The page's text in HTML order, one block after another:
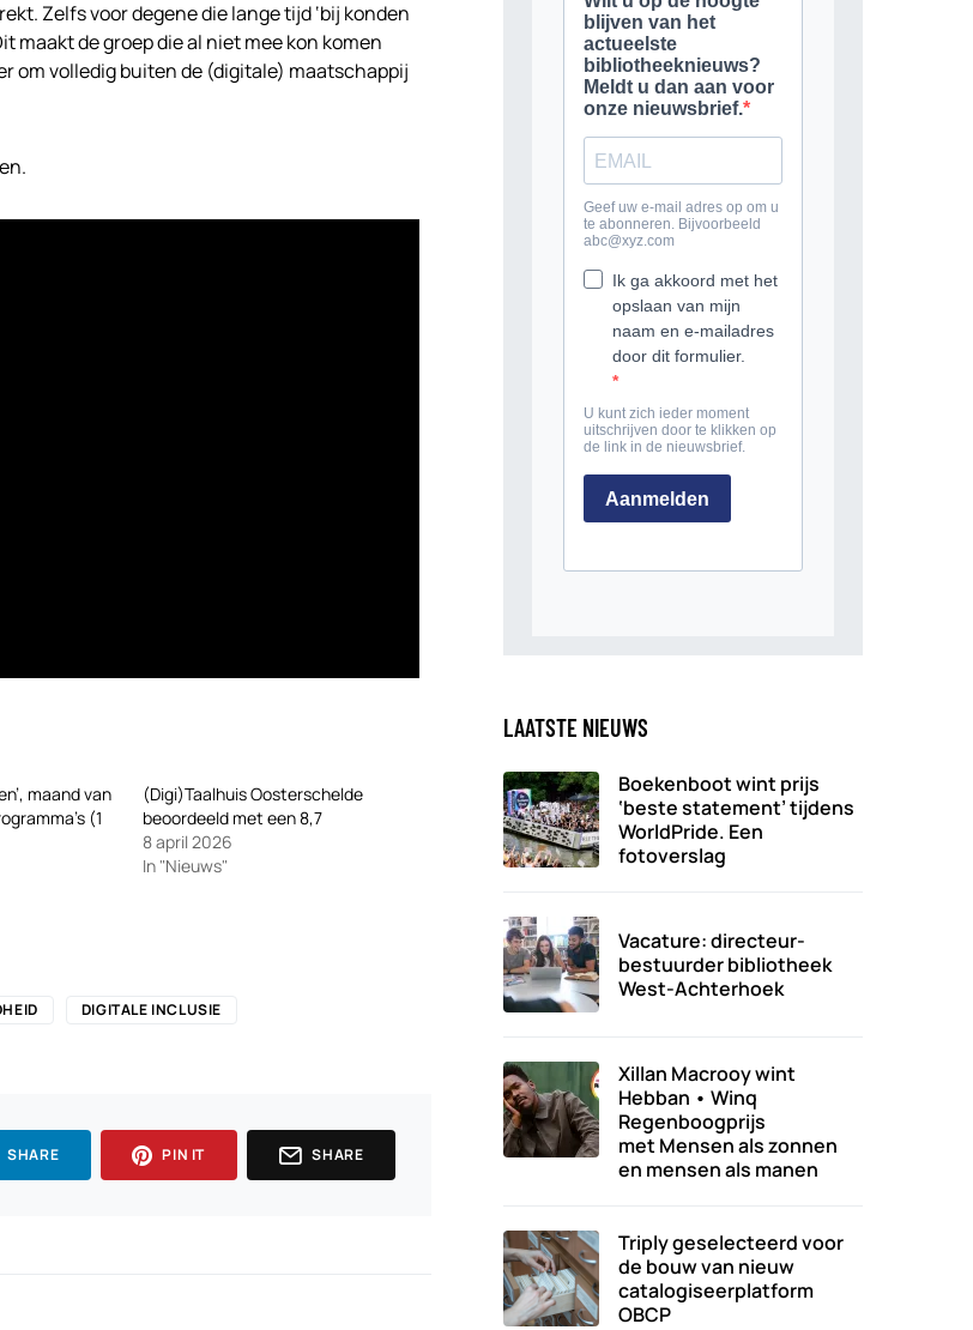
Zelfs voor degene die lange tijd ‘bij konden
maakt de groep die al niet mee kon komen
om volledig buiten de (digitale) maatschappij
maand van
(1
(Digi)Taalhuis Oosterschelde
beoordeeld met een 8,7
8 april 2026
In "Nieuws"
DIGITALE INCLUSIE
SHARE PIN IT SHARE
LAATSTE NIEUWS
Boekenboot wint prijs
‘beste statement’ tijdens
WorldPride. Een
fotoverslag
Vacature: directeur-
bestuurder bibliotheek
West-Achterhoek
Xillan Macrooy wint
Hebban • Winq
Regenboogprijs
met Mensen als zonnen
en mensen als manen
Triply geselecteerd voor
de bouw van nieuw
catalogiseerplatform
OBCP